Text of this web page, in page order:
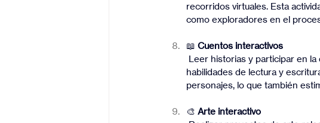
recorridos virtuales. Esta
como exploradores en el
📖 Cuentos interactivos
habilidades de lectura y
personajes, lo que también
🎨 Arte interactivo